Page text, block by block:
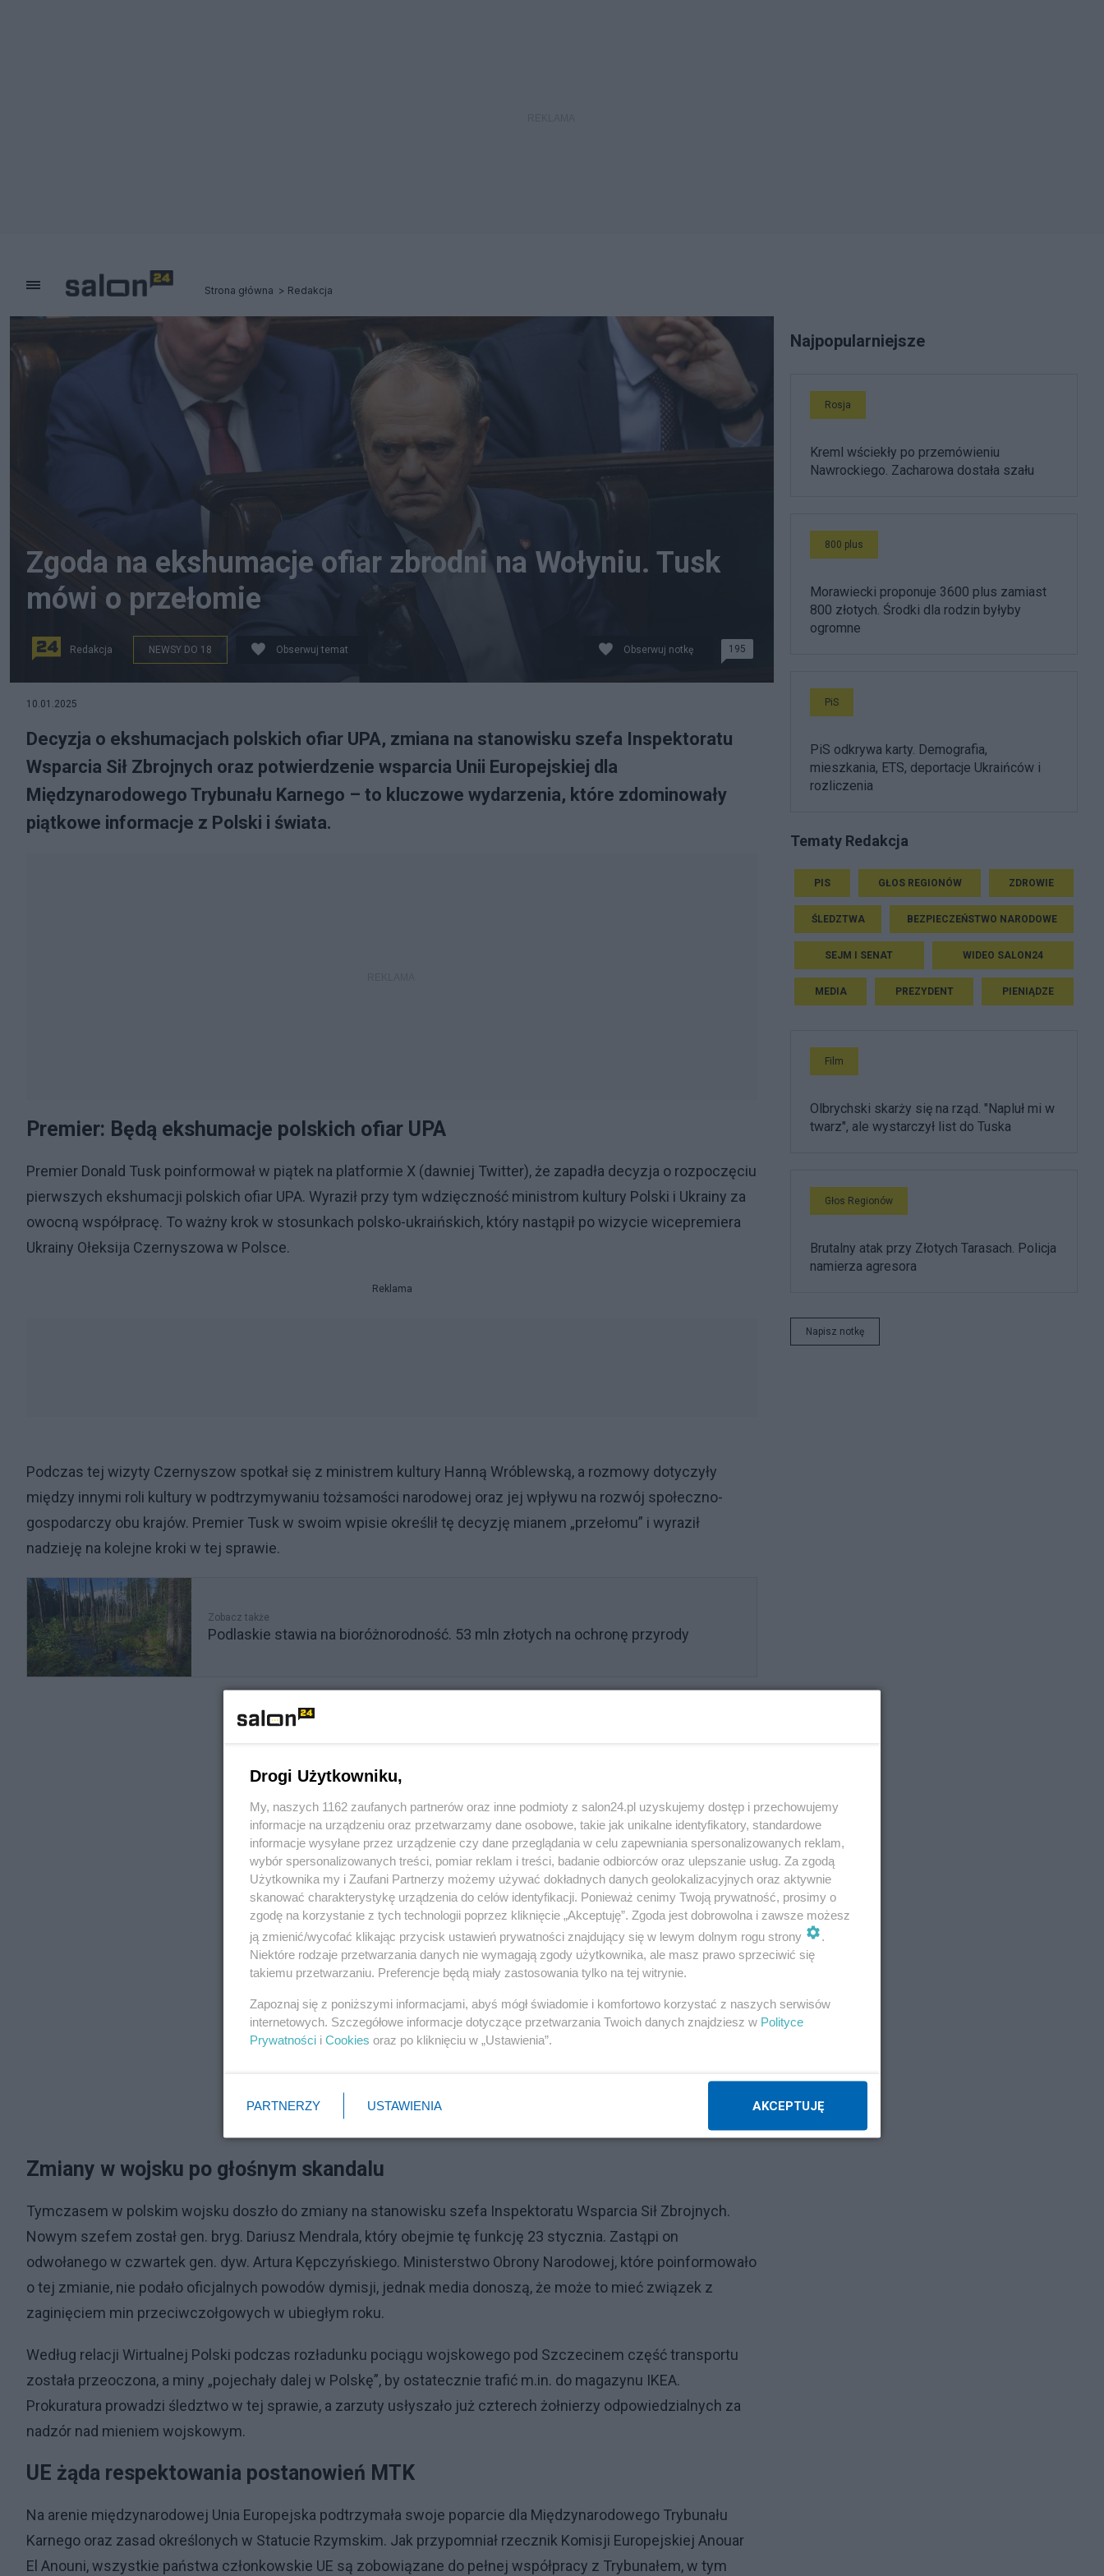
Strona główna Redakcja
Zgoda na ekshumacje ofiar zbrodni na Wołyniu. Tusk
mówi o przełomie
Redakcja NEWSY DO 18 Obserwuj temat Obserwuj notkę 195
10.01.2025
Decyzja o ekshumacjach polskich ofiar UPA, zmiana na stanowisku szefa Inspektoratu
Wsparcia Sił Zbrojnych oraz potwierdzenie wsparcia Unii Europejskiej dla
Międzynarodowego Trybunału Karnego – to kluczowe wydarzenia, które zdominowały
piątkowe informacje z Polski i świata.
Premier: Będą ekshumacje polskich ofiar UPA
Premier Donald Tusk poinformował w piątek na platformie X (dawniej Twitter), że zapadła decyzja o rozpoczęciu
pierwszych ekshumacji polskich ofiar UPA. Wyraził przy tym wdzięczność ministrom kultury Polski i Ukrainy za
owocną współpracę. To ważny krok w stosunkach polsko-ukraińskich, który nastąpił po wizycie wicepremiera
Ukrainy Ołeksija Czernyszowa w Polsce.
Reklama
Podczas tej wizyty Czernyszow spotkał się z ministrem kultury Hanną Wróblewską, a rozmowy dotyczyły
między innymi roli kultury w podtrzymywaniu tożsamości narodowej oraz jej wpływu na rozwój społeczno-
gospodarczy obu krajów. Premier Tusk w swoim wpisie określił tę decyzję mianem „przełomu” i wyraził
nadzieję na kolejne kroki w tej sprawie.
Zobacz także
Podlaskie stawia na bioróżnorodność. 53 mln złotych na ochronę przyrody
Zmiany w wojsku po głośnym skandalu
Tymczasem w polskim wojsku doszło do zmiany na stanowisku szefa Inspektoratu Wsparcia Sił Zbrojnych.
Nowym szefem został gen. bryg. Dariusz Mendrala, który obejmie tę funkcję 23 stycznia. Zastąpi on
odwołanego w czwartek gen. dyw. Artura Kępczyńskiego. Ministerstwo Obrony Narodowej, które poinformowało
o tej zmianie, nie podało oficjalnych powodów dymisji, jednak media donoszą, że może to mieć związek z
zaginięciem min przeciwczołgowych w ubiegłym roku.
Według relacji Wirtualnej Polski podczas rozładunku pociągu wojskowego pod Szczecinem część transportu
została przeoczona, a miny „pojechały dalej w Polskę”, by ostatecznie trafić m.in. do magazynu IKEA.
Prokuratura prowadzi śledztwo w tej sprawie, a zarzuty usłyszało już czterech żołnierzy odpowiedzialnych za
nadzór nad mieniem wojskowym.
UE żąda respektowania postanowień MTK
Na arenie międzynarodowej Unia Europejska podtrzymała swoje poparcie dla Międzynarodowego Trybunału
Karnego oraz zasad określonych w Statucie Rzymskim. Jak przypomniał rzecznik Komisji Europejskiej Anouar
El Anouni, wszystkie państwa członkowskie UE są zobowiązane do pełnej współpracy z Trybunałem, w tym
Najpopularniejsze
Rosja
Kreml wściekły po przemówieniu
Nawrockiego. Zacharowa dostała szału
800 plus
Morawiecki proponuje 3600 plus zamiast
800 złotych. Środki dla rodzin byłyby
ogromne
PiS
PiS odkrywa karty. Demografia,
mieszkania, ETS, deportacje Ukraińców i
rozliczenia
Tematy Redakcja
PIS GŁOS REGIONÓW ZDROWIE
ŚLEDZTWA BEZPIECZEŃSTWO NARODOWE
SEJM I SENAT WIDEO SALON24
MEDIA PREZYDENT PIENIĄDZE
Film
Olbrychski skarży się na rząd. "Napluł mi w
twarz", ale wystarczył list do Tuska
Głos Regionów
Brutalny atak przy Złotych Tarasach. Policja
namierza agresora
Napisz notkę
Drogi Użytkowniku,
My, naszych 1162 zaufanych partnerów oraz inne podmioty z salon24.pl uzyskujemy dostęp i przechowujemy
informacje na urządzeniu oraz przetwarzamy dane osobowe, takie jak unikalne identyfikatory, standardowe
informacje wysyłane przez urządzenie czy dane przeglądania w celu zapewniania spersonalizowanych reklam,
wybór spersonalizowanych treści, pomiar reklam i treści, badanie odbiorców oraz ulepszanie usług. Za zgodą
Użytkownika my i Zaufani Partnerzy możemy używać dokładnych danych geolokalizacyjnych oraz aktywnie
skanować charakterystykę urządzenia do celów identyfikacji. Ponieważ cenimy Twoją prywatność, prosimy o
zgodę na korzystanie z tych technologii poprzez kliknięcie „Akceptuję”. Zgoda jest dobrowolna i zawsze możesz
ją zmienić/wycofać klikając przycisk ustawień prywatności znajdujący się w lewym dolnym rogu strony
.
Niektóre rodzaje przetwarzania danych nie wymagają zgody użytkownika, ale masz prawo sprzeciwić się
takiemu przetwarzaniu. Preferencje będą miały zastosowania tylko na tej witrynie.
Zapoznaj się z poniższymi informacjami, abyś mógł świadomie i komfortowo korzystać z naszych serwisów
internetowych. Szczegółowe informacje dotyczące przetwarzania Twoich danych znajdziesz w Polityce
Prywatności i Cookies oraz po kliknięciu w „Ustawienia”.
PARTNERZY USTAWIENIA AKCEPTUJĘ